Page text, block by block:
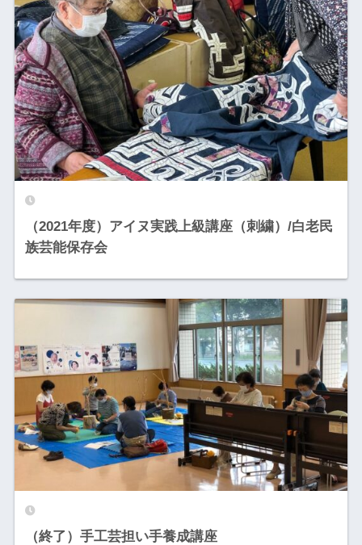
（2021年度）アイヌ実践上級講座（刺繍）/白老民
族芸能保存会
（終了）手工芸担い手養成講座